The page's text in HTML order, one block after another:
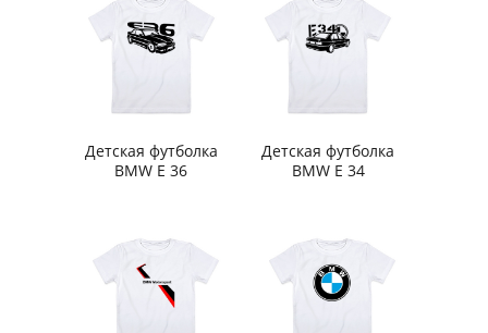
Детская футболка
BMW Е 36
Детская футболка
BMW E 34